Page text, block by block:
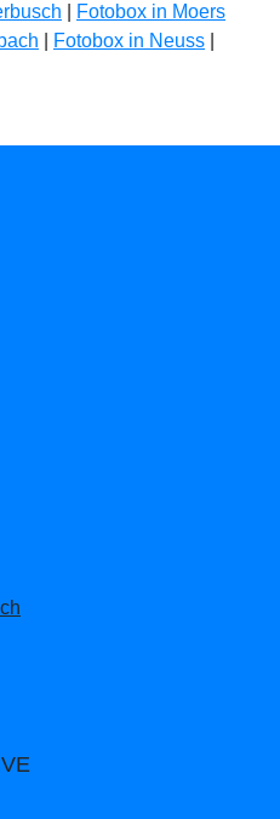
Fotobox in Moers
Fotobox in Neuss